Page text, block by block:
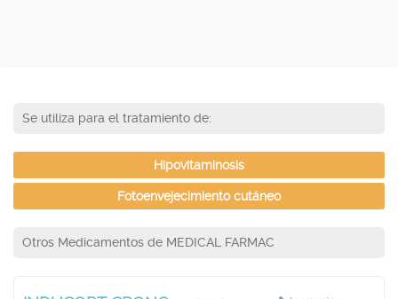
Se utiliza para el tratamiento de:
Hipovitaminosis
Fotoenvejecimiento cutáneo
Otros Medicamentos de MEDICAL FARMAC